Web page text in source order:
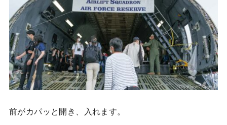
前がカパッと開き、入れます。